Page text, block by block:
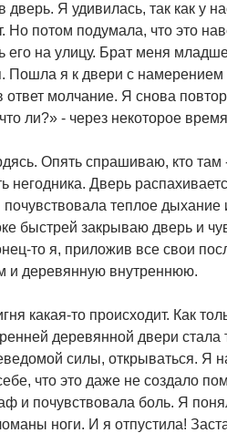
дверь. Я удивилась, так как у
Но потом подумала, что это
его на улицу. Брат меня
Пошла я к двери с намерением
ответ молчание. Я снова
ли?» - через некоторое
Опять спрашиваю, кто там
негодника. Дверь
почувствовала теплое
быстрей закрываю дверь и
то я, приложив все свои
и деревянную внутреннюю.
какая-то происходит. Как
деревянной двери
силы, открываться. Я
что это даже не создало
и почувствовала боль. Я
ноги. И я отпустила!